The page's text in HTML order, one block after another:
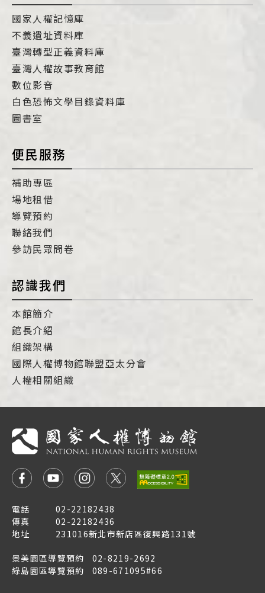
國家人權記憶庫
不義遺址資料庫
臺灣轉型正義資料庫
臺灣人權故事教育館
數位影音
白色恐怖文學目錄資料庫
圖書室
便民服務
補助專區
場地租借
導覽預約
聯絡我們
參訪民眾問卷
認識我們
本館簡介
館長介紹
組織架構
國際人權博物館聯盟亞太分會
人權相關組織
電話
02-22182438
傳真
02-22182436
地址
231016新北市新店區復興路131號
景美園區導覽預約
02-8219-2692
綠島園區導覽預約
089-671095#66